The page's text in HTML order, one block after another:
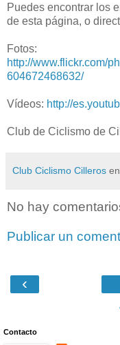
Puedes encontrar los
de esta página, o
Fotos:
http://www.flickr.com/
604672468632/
Vídeos: http://
Club de Ciclismo de
Club Ciclismo Cilleros en
No hay
Publicar un
‹
Contacto